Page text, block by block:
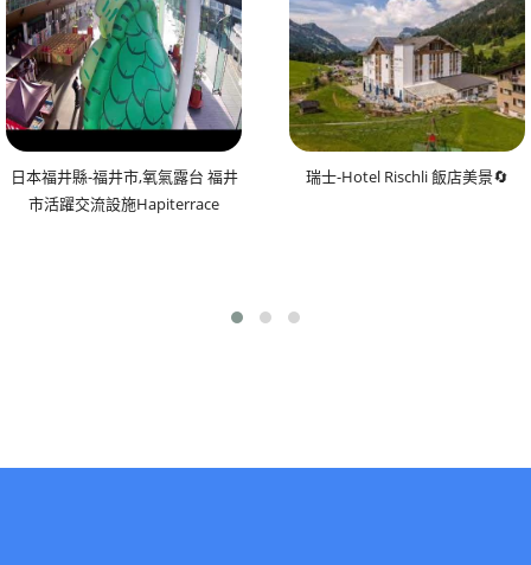
日本福井縣-福井市,氧氣露台 福井
市活躍交流設施Hapiterrace
瑞士-Hotel Rischli 飯店美景🔄